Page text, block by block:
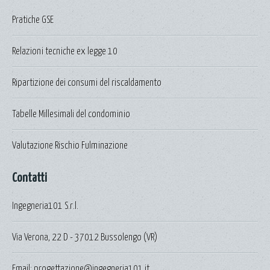
Pratiche GSE
Relazioni tecniche ex legge 10
Ripartizione dei consumi del riscaldamento
Tabelle Millesimali del condominio
Valutazione Rischio Fulminazione
Contatti
Ingegneria101 S.r.l.
Via Verona, 22 D - 37012 Bussolengo (VR)